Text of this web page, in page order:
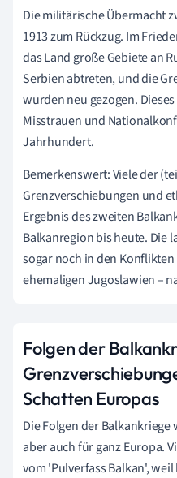
Die militärische Übermacht
1913 zum Rückzug. Im
das Land große Gebiete an
Serbien abtreten, und die
wurden neu gezogen.
Misstrauen und
Jahrhundert.
Bemerkenswert: Viele der
Grenzverschiebungen und
Ergebnis des zweiten
Balkanregion bis heute. Die
sogar noch in den
ehemaligen Jugoslawien –
Folgen der
Schatten Europas
Die Folgen der
aber auch für ganz Europa.
vom 'Pulverfass Balkan',